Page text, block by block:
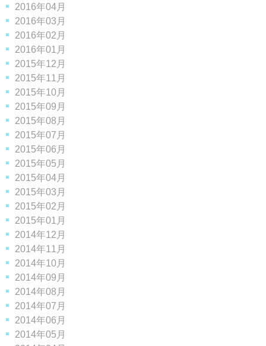
2016年04月
2016年03月
2016年02月
2016年01月
2015年12月
2015年11月
2015年10月
2015年09月
2015年08月
2015年07月
2015年06月
2015年05月
2015年04月
2015年03月
2015年02月
2015年01月
2014年12月
2014年11月
2014年10月
2014年09月
2014年08月
2014年07月
2014年06月
2014年05月